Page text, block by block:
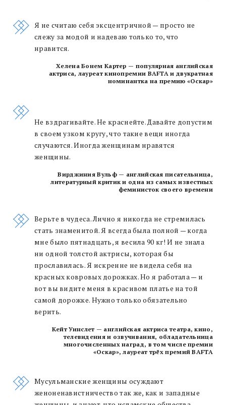
Я не считаю себя эксцентричной — просто не
слежу за модой и надеваю только то, что
нравится.
Хелена Бонем Картер — популярная английская
актриса, лауреат кинопремии BAFTA и двукратная
номинантка на премию «Оскар»
Не вздрагивайте. Не краснейте. Давайте допустим
в своем узком кругу, что такие вещи иногда
случаются. Иногда женщинам нравятся
женщины.
Вирджиния Вульф — английская писательница,
литературный критик и одна из самых известных
феминисток своего времени
Верьте в чудеса. Лично я никогда не стремилась
стать знаменитой. Я всегда была полной — когда
мне было пятнадцать, я весила 90 кг! И не знала
ни одной толстой актрисы, которая бы
прославилась. Я искренне не видела себя на
красных ковровых дорожках. Но я работала — и
вот вы видите меня в красивом платье на той
самой дорожке. Нужно только обязательно
верить.
Кейт Уинслет — английская актриса театра, кино,
телевидения и озвучивания, обладательница
многочисленных наград, в том числе премии
«Оскар», лауреат трёх премий BAFTA
Мусульманские женщины осуждают
женоненавистничество так же, как и западные